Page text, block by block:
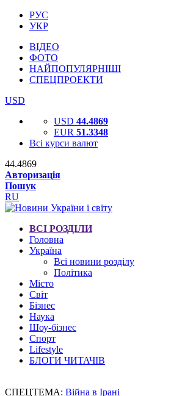
РУС
УКР
ВІДЕО
ФОТО
НАЙПОПУЛЯРНІШІ
СПЕЦПРОЕКТИ
USD
USD 44.4869
EUR 51.3348
Всі курси валют
44.4869
Авторизація
Пошук
RU
ВСІ РОЗДІЛИ
Головна
Україна
Всі новини розділу
Політика
Місто
Світ
Бізнес
Наука
Шоу-бізнес
Спорт
Lifestyle
БЛОГИ ЧИТАЧІВ
СПЕЦТЕМА: Війна в Ірані